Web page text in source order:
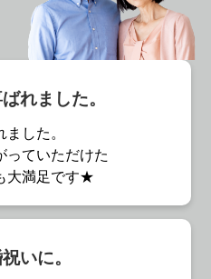
れました。
した。
っていただけた
大満足です★
いに。